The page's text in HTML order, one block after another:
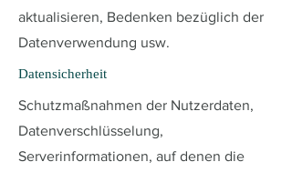
aktualisieren, Bedenken bezüglich der
Datenverwendung usw.
Datensicherheit
Schutzmaßnahmen der Nutzerdaten,
Datenverschlüsselung,
Serverinformationen, auf denen die